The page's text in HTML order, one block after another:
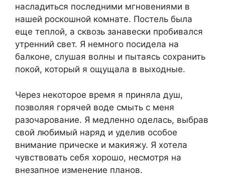
насладиться последними мгновениями в
нашей роскошной комнате. Постель была
еще теплой, а сквозь занавески пробивался
утренний свет. Я немного посидела на
балконе, слушая волны и пытаясь сохранить
покой, который я ощущала в выходные.
Через некоторое время я приняла душ,
позволяя горячей воде смыть с меня
разочарование. Я медленно оделась, выбрав
свой любимый наряд и уделив особое
внимание прическе и макияжу. Я хотела
чувствовать себя хорошо, несмотря на
внезапное изменение планов.